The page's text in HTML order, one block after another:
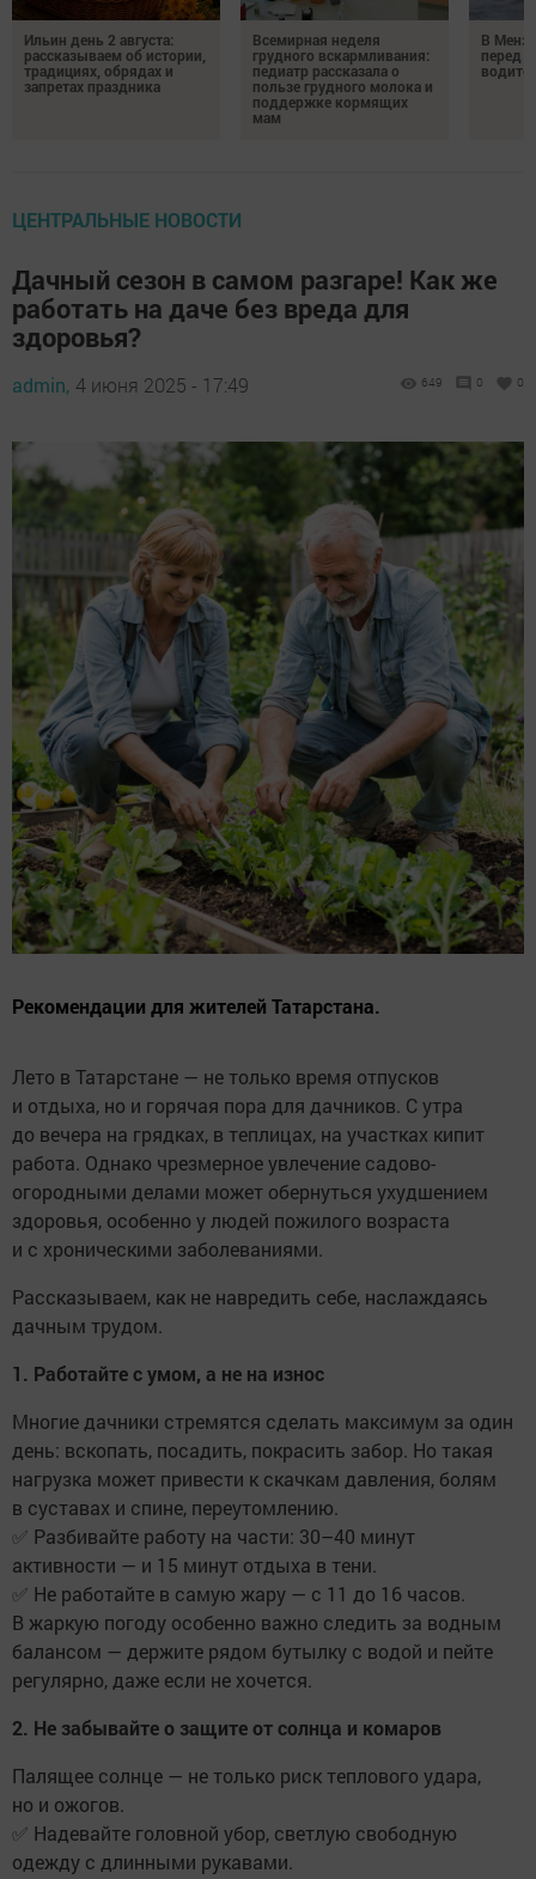
Ильин день 2 августа:
рассказываем об истории,
традициях, обрядах и
запретах праздника
Всемирная неделя
грудного вскармливания:
педиатр рассказала о
пользе грудного молока и
поддержке кормящих
мам
В
перед
ЦЕНТРАЛЬНЫЕ НОВОСТИ
Дачный сезон в самом разгаре! Как же
работать на даче без вреда для
здоровья?
admin, 4 июня 2025 - 17:49 649 0 0
Рекомендации для жителей Татарстана.
Лето в Татарстане — не только время отпусков
и отдыха, но и горячая пора для дачников. С утра
до вечера на грядках, в теплицах, на участках кипит
работа. Однако чрезмерное увлечение садово-
огородными делами может обернуться ухудшением
здоровья, особенно у людей пожилого возраста
и с хроническими заболеваниями.
Рассказываем, как не навредить себе, наслаждаясь
дачным трудом.
1. Работайте с умом, а не на износ
Многие дачники стремятся сделать максимум за один
день: вскопать, посадить, покрасить забор. Но такая
нагрузка может привести к скачкам давления, болям
в суставах и спине, переутомлению.
✅ Разбивайте работу на части: 30–40 минут
активности — и 15 минут отдыха в тени.
✅ Не работайте в самую жару — с 11 до 16 часов.
В жаркую погоду особенно важно следить за водным
балансом — держите рядом бутылку с водой и пейте
регулярно, даже если не хочется.
2. Не забывайте о защите от солнца и комаров
Палящее солнце — не только риск теплового удара,
но и ожогов.
✅ Надевайте головной убор, светлую свободную
одежду с длинными рукавами.